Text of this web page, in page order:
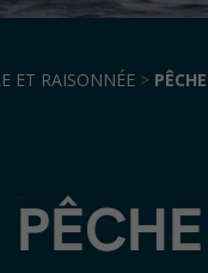
ET RAISONNÉE >